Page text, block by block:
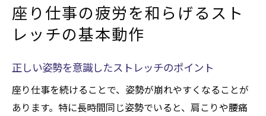
ク
毎日の疲れを取るためのストレッチ習慣
肩こりを軽減するための寝たままストレッ
チ
デスクワーク中にできる肩ストレッチ法
座り仕事の疲労を和らげるスト
レッチの基本動作
正しい姿勢を意識したストレッチのポイント
座り仕事を続けることで、姿勢が崩れやすくなることが
あります。特に長時間同じ姿勢でいると、肩こりや腰痛